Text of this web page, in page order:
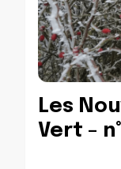
Les
Vert –